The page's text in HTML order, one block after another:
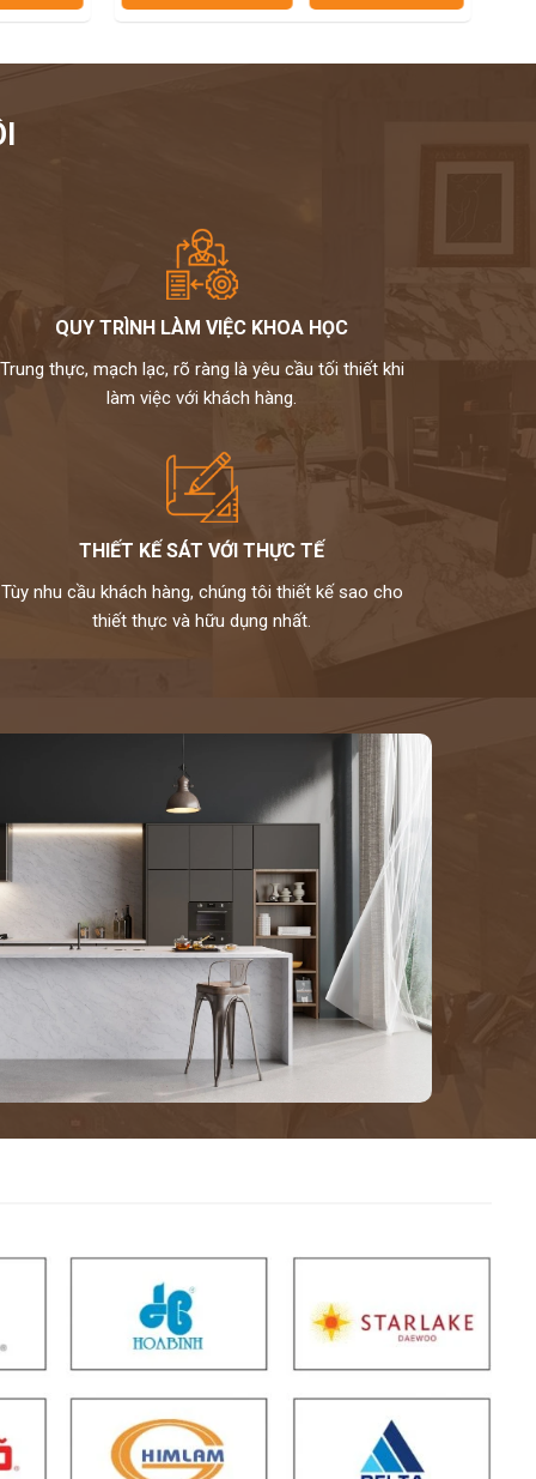
QUY TRÌNH LÀM VIỆC KHOA HỌC
Trung thực, mạch lạc, rõ ràng là yêu cầu tối thiết khi
làm việc với khách hàng.
THIẾT KẾ SÁT VỚI THỰC TẾ
Tùy nhu cầu khách hàng, chúng tôi thiết kế sao cho
thiết thực và hữu dụng nhất.